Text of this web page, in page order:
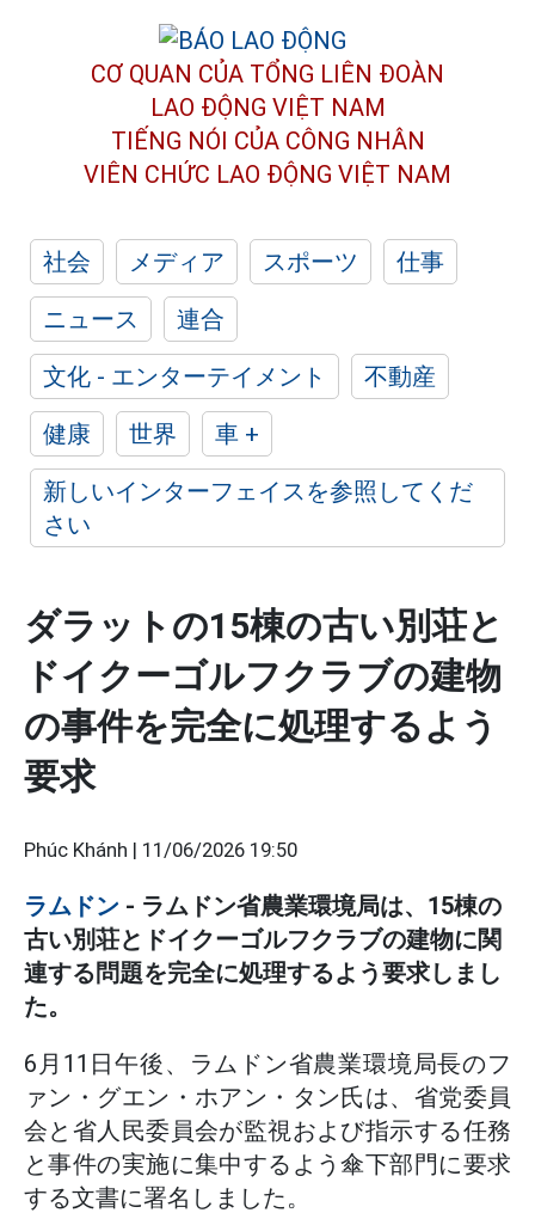
CƠ QUAN CỦA TỔNG LIÊN ĐOÀN
LAO ĐỘNG VIỆT NAM
TIẾNG NÓI CỦA CÔNG NHÂN
VIÊN CHỨC LAO ĐỘNG VIỆT NAM
社会 メディア スポーツ
仕事
ニュース
連合
文化 - エンターテイメント
不動産
健康
世界
車 +
新しいインターフェイスを参照してくだ
さい
ダラットの15棟の古い別荘と
ドイクーゴルフクラブの建物
の事件を完全に処理するよう
要求
Phúc Khánh | 11/06/2026 19:50
ラムドン - ラムドン省農業環境局は、15棟の
古い別荘とドイクーゴルフクラブの建物に関
連する問題を完全に処理するよう要求しまし
た。
6月11日午後、ラムドン省農業環境局長のフ
ァン・グエン・ホアン・タン氏は、省党委員
会と省人民委員会が監視および指示する任務
と事件の実施に集中するよう傘下部門に要求
する文書に署名しました。